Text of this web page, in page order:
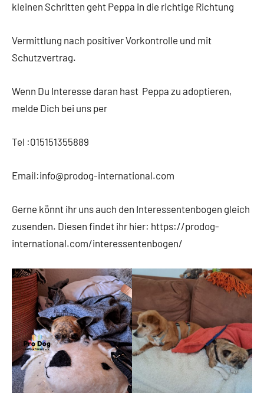
kleinen Schritten geht Peppa in die richtige Richtung
Vermittlung nach positiver Vorkontrolle und mit
Schutzvertrag.
Wenn Du Interesse daran hast Peppa zu adoptieren,
melde Dich bei uns per
Tel :015151355889
Email:info@prodog-international.com
Gerne könnt ihr uns auch den Interessentenbogen gleich
zusenden. Diesen findet ihr hier: https://prodog-
international.com/interessentenbogen/